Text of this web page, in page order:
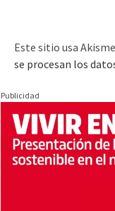
Este sitio usa
se procesan los
Publicidad